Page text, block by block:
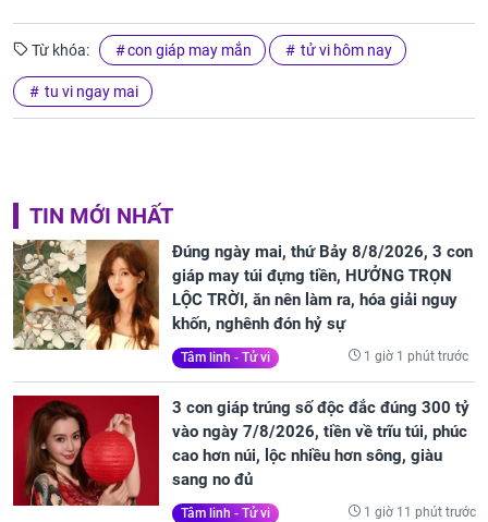
Từ khóa: con giáp may mắn tử vi hôm nay
tu vi ngay mai
TIN MỚI NHẤT
Đúng ngày mai, thứ Bảy 8/8/2026, 3 con
giáp may túi đựng tiền, HƯỞNG TRỌN
LỘC TRỜI, ăn nên làm ra, hóa giải nguy
khốn, nghênh đón hỷ sự
Tâm linh - Tử vi 1 giờ 1 phút trước
3 con giáp trúng số độc đắc đúng 300 tỷ
vào ngày 7/8/2026, tiền về trĩu túi, phúc
cao hơn núi, lộc nhiều hơn sông, giàu
sang no đủ
Tâm linh - Tử vi 1 giờ 11 phút trước